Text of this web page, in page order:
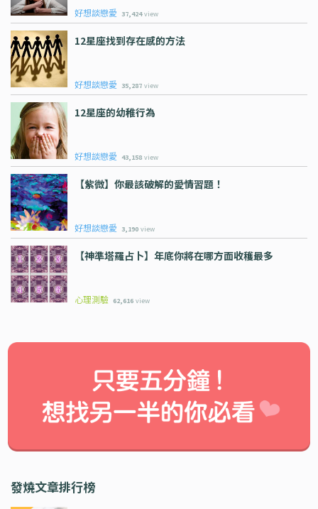
好想談戀愛 37,424 view
12星座找到存在感的方法
好想談戀愛 35,287 view
12星座的幼稚行為
好想談戀愛 43,158 view
【紫微】你最該破解的愛情習題！
好想談戀愛 3,190 view
【神準塔羅占卜】年底你將在哪方面收穫最多
心理測驗 62,616 view
發燒文章排行榜